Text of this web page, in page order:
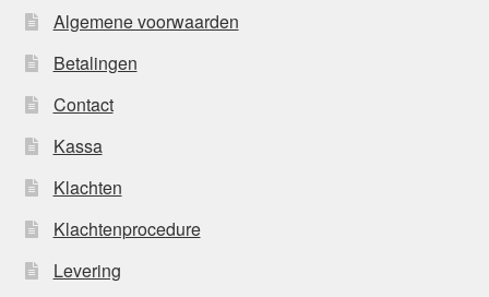
Algemene voorwaarden
Betalingen
Contact
Kassa
Klachten
Klachtenprocedure
Levering